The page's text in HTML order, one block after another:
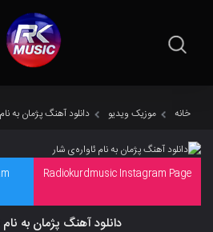
خانه موزیک ویدیو دانلود آهنگ پژمان به
Radiokurdmusic Instagram Page
دانلود آهنگ پژمان به